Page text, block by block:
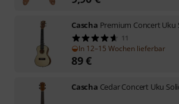
Cascha Premium Concert Uku
11
In 12–15 Wochen lieferbar
89€
Cascha Cedar Concert Uku